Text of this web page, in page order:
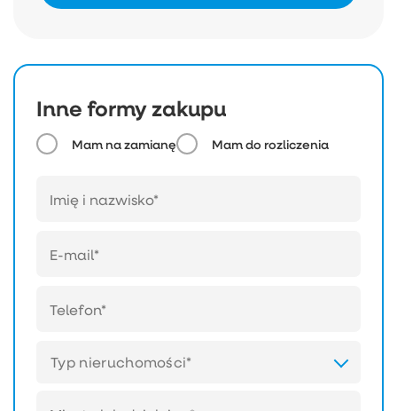
Inne formy zakupu
Mam na zamianę Mam do rozliczenia
Typ nieruchomości*